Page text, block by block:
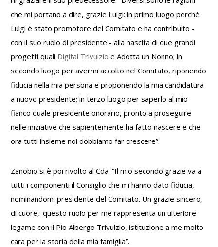
che mi portano a dire, grazie Luigi: in primo luogo perché
Luigi è stato promotore del Comitato e ha contribuito -
con il suo ruolo di presidente - alla nascita di due grandi
progetti quali Digital Trivulzio e Adotta un Nonno; in
secondo luogo per avermi accolto nel Comitato, riponendo
fiducia nella mia persona e proponendo la mia candidatura
a nuovo presidente; in terzo luogo per saperlo al mio
fianco quale presidente onorario, pronto a proseguire
nelle iniziative che sapientemente ha fatto nascere e che
ora tutti insieme noi dobbiamo far crescere”.
Zanobio si è poi rivolto al Cda: “Il mio secondo grazie va a
tutti i componenti il Consiglio che mi hanno dato fiducia,
nominandomi presidente del Comitato. Un grazie sincero,
di cuore,: questo ruolo per me rappresenta un ulteriore
legame con il Pio Albergo Trivulzio, istituzione a me molto
cara per la storia della mia famiglia”.